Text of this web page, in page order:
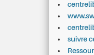
suivre